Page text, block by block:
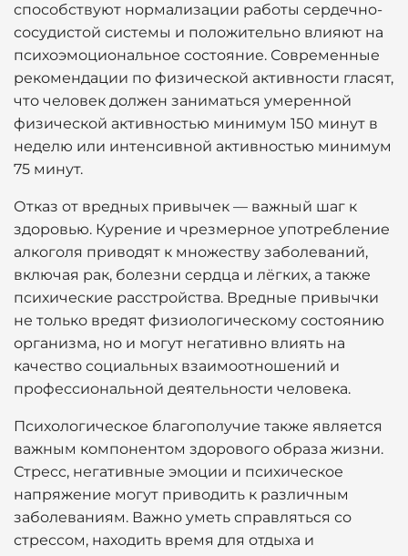
способствуют нормализации работы сердечно-
сосудистой системы и положительно влияют на
психоэмоциональное состояние. Современные
рекомендации по физической активности гласят,
что человек должен заниматься умеренной
физической активностью минимум 150 минут в
неделю или интенсивной активностью минимум
75 минут.
Отказ от вредных привычек — важный шаг к
здоровью. Курение и чрезмерное употребление
алкоголя приводят к множеству заболеваний,
включая рак, болезни сердца и лёгких, а также
психические расстройства. Вредные привычки
не только вредят физиологическому состоянию
организма, но и могут негативно влиять на
качество социальных взаимоотношений и
профессиональной деятельности человека.
Психологическое благополучие также является
важным компонентом здорового образа жизни.
Стресс, негативные эмоции и психическое
напряжение могут приводить к различным
заболеваниям. Важно уметь справляться со
стрессом, находить время для отдыха и